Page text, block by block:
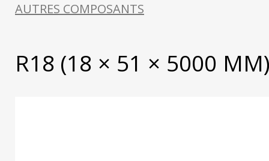
AUTRES COMPOSANTS
R18 (18 × 51 × 5000